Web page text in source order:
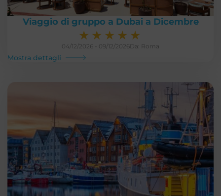
Viaggio di gruppo a Dubai a Dicembre
★ ★ ★ ★ ★
04/12/2026 - 09/12/2026 Da: Roma
Mostra dettagli